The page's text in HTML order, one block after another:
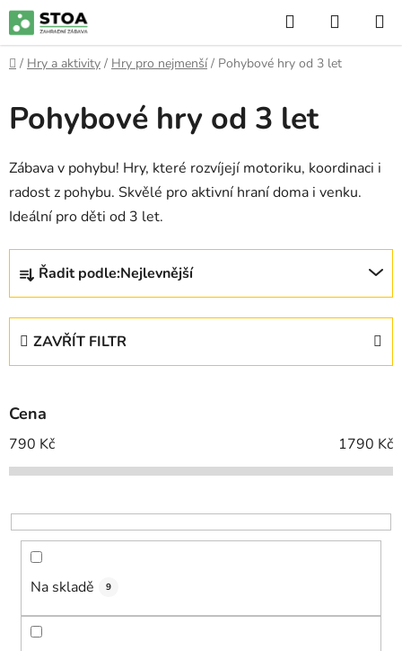
Přejít
na
obsah
Hledat
KOŠÍK
Domů
/ Hry a aktivity / Hry pro nejmenší / Pohybové hry od 3 let
Pohybové hry od 3 let
Zábava v pohybu! Hry, které rozvíjejí motoriku, koordinaci i
radost z pohybu. Skvělé pro aktivní hraní doma i venku.
Ideální pro děti od 3 let.
Ř
z
p
r
o
d
k
t
Řadit podle:Nejlevnější
ZAVŘÍT FILTR
Cena
790 Kč 1790 Kč
Na skladě 9